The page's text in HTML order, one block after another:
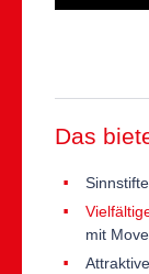
Das
mit